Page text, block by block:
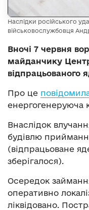
Наслідки російського
військовослужбовця
Вночі 7 червня
майданчику
відпрацьованого
Про це
енергогенеруюча
Внаслідок
будівлю
(відпрацьоване
зберігалося).
Осередок
оперативно
ліквідовано.